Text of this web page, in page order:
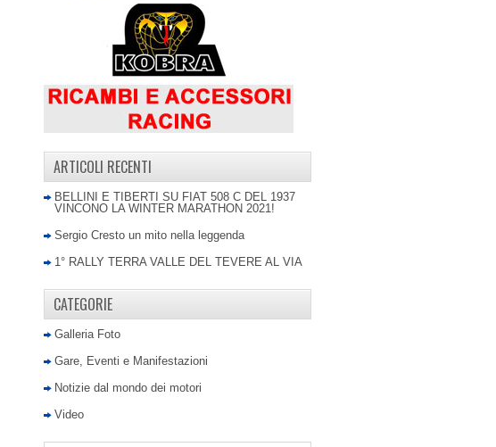
ARTICOLI RECENTI
BELLINI E TIBERTI SU FIAT 508 C DEL 1937
VINCONO LA WINTER MARATHON 2021!
Sergio Cresto un mito nella leggenda
1° RALLY TERRA VALLE DEL TEVERE AL VIA
CATEGORIE
Galleria Foto
Gare, Eventi e Manifestazioni
Notizie dal mondo dei motori
Video